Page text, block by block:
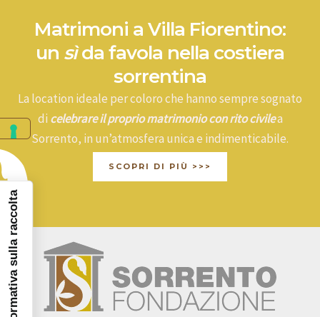
Matrimoni a Villa Fiorentino:
un sìda favola nella costiera
sorrentina
La location ideale per coloro che hanno sempre sognato
di celebrare il proprio matrimonio con rito civilea
Sorrento, in un’atmosfera unica e indimenticabile.
SCOPRI DI PIÙ >>>
Informativa sulla raccolta